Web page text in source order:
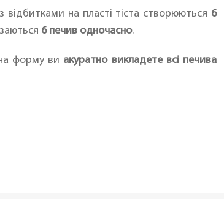
на пласті тіста створюються 6
6 печив одночасно.
форму ви акуратно викладете всі печива